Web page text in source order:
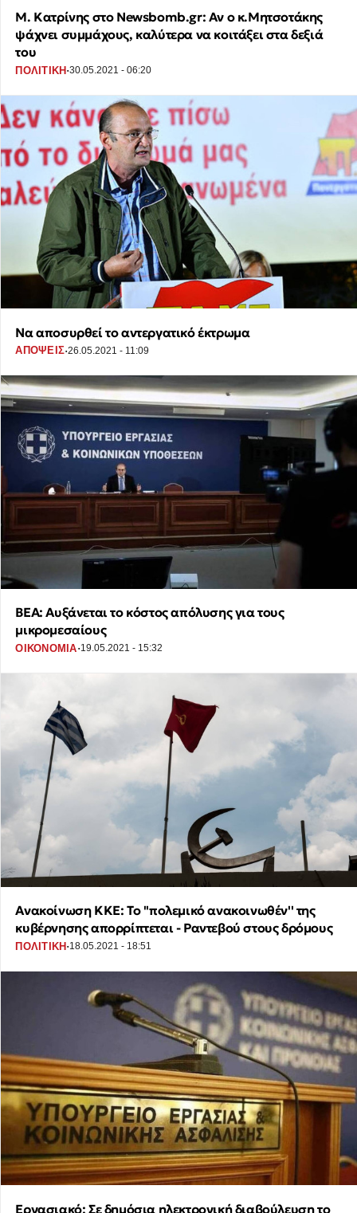
Μ. Κατρίνης στο Newsbomb.gr: Αν ο κ.Μητσοτάκης
ψάχνει συμμάχους, καλύτερα να κοιτάξει στα δεξιά
του
ΠΟΛΙΤΙΚΗ ·30.05.2021 - 06:20
Να αποσυρθεί το αντεργατικό έκτρωμα
ΑΠΟΨΕΙΣ·26.05.2021 - 11:09
ΒΕΑ: Αυξάνεται το κόστος απόλυσης για τους
μικρομεσαίους
ΟΙΚΟΝΟΜΙΑ·19.05.2021 - 15:32
Ανακοίνωση ΚΚΕ: Το ''πολεμικό ανακοινωθέν'' της
κυβέρνησης απορρίπτεται - Ραντεβού στους δρόμους
ΠΟΛΙΤΙΚΗ ·18.05.2021 - 18:51
Εργασιακό: Σε δημόσια ηλεκτρονική διαβούλευση το